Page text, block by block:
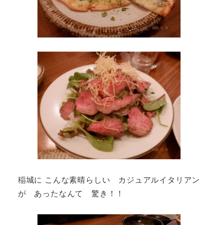
稲城に こんな素晴らしい カジュアルイタリアン
が あったなんて 驚き！！